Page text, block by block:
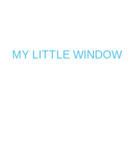
MY LITTLE WINDOW